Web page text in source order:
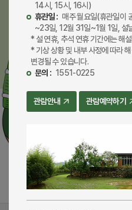
14시, 15시, 16시)
휴관일 : 매주 월요일(휴관일이
~23일, 12월 31일~1월 1일, 설
* 설 연휴, 추석 연휴 기간에는 해
* 기상 상황 및 내부 사정에 따라
변경될 수 있습니다.
문의 : 1551-0225
관람안내 관람예약하기